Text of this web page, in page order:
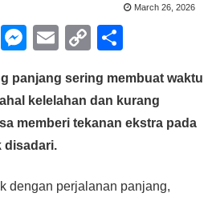
March 26, 2026
Li
M
ss
e
n
E
ail
C
p
y
ar
e
panjang sering membuat waktu
kelelahan dan kurang
memberi tekanan ekstra pada
disadari.
dengan perjalanan panjang,